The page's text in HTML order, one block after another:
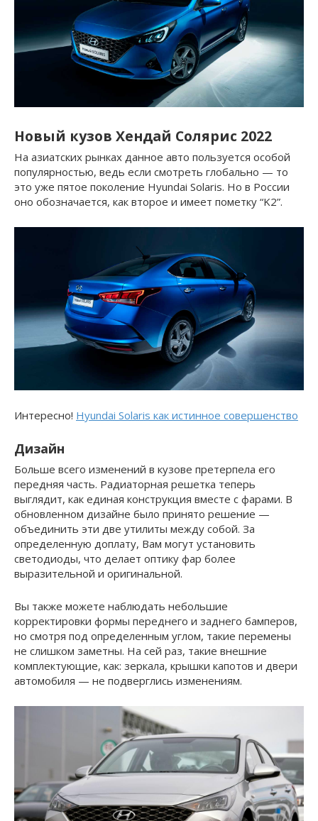
Новый кузов Хендай Солярис 2022
На азиатских рынках данное авто пользуется особой
популярностью, ведь если смотреть глобально — то
это уже пятое поколение Hyundai Solaris. Но в России
оно обозначается, как второе и имеет пометку “K2”.
Интересно! Hyundai Solaris как истинное совершенство
Дизайн
Больше всего изменений в кузове претерпела его
передняя часть. Радиаторная решетка теперь
выглядит, как единая конструкция вместе с фарами. В
обновленном дизайне было принято решение —
объединить эти две утилиты между собой. За
определенную доплату, Вам могут установить
светодиоды, что делает оптику фар более
выразительной и оригинальной.
Вы также можете наблюдать небольшие
корректировки формы переднего и заднего бамперов,
но смотря под определенным углом, такие перемены
не слишком заметны. На сей раз, такие внешние
комплектующие, как: зеркала, крышки капотов и двери
автомобиля — не подверглись изменениям.